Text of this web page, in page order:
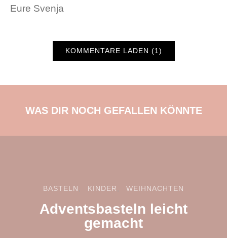
Eure Svenja
KOMMENTARE LADEN (1)
WAS DIR NOCH GEFALLEN KÖNNTE
BASTELN KINDER WEIHNACHTEN
Adventsbasteln leicht
gemacht